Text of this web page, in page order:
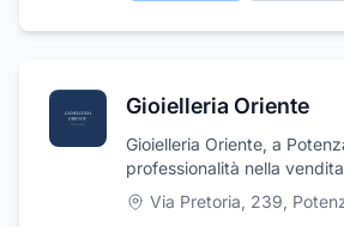
professionale, sempre
Gioielleria Oriente
Gioielleria Oriente, a
professionalità nella
offrendovi il meglio della
e orologeria. Presso il
Via Pretoria, 239,